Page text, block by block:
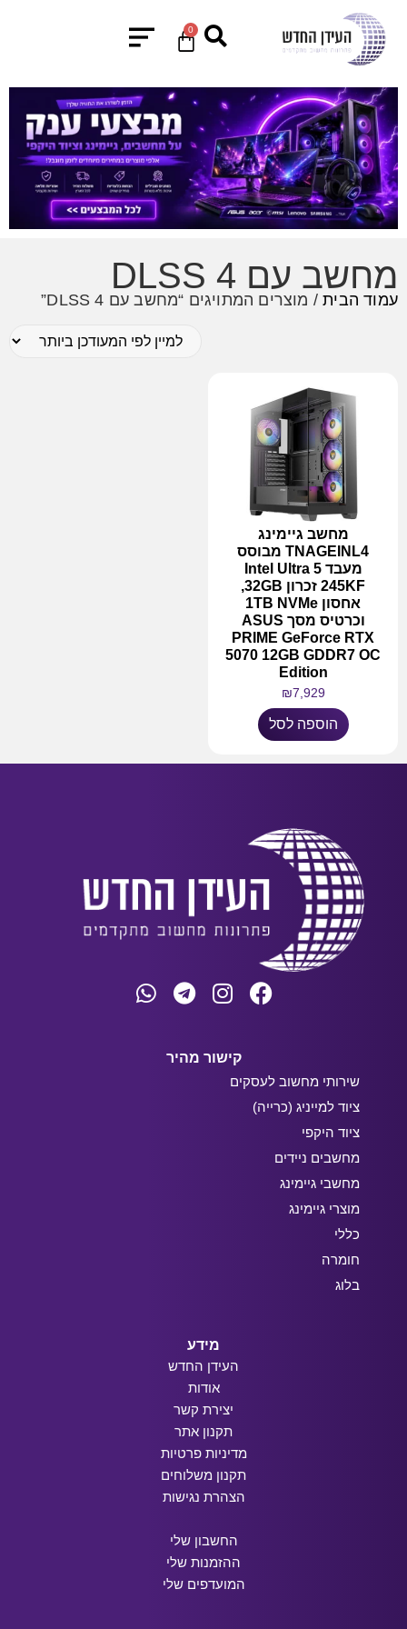
0
מחשב עם DLSS 4
עמוד הבית/ מוצרים המתויגים “מחשב עם DLSS 4”
מחשב גיימינג
TNAGEINL4 מבוסס
מעבד Intel Ultra 5
245KF זכרון 32GB,
אחסון 1TB NVMe
וכרטיס מסך ASUS
PRIME GeForce RTX
5070 12GB GDDR7 OC
Edition
₪7,929
הוספה לסל
קישור מהיר
שירותי מחשוב לעסקים
ציוד למייניג (כרייה)
ציוד היקפי
מחשבים ניידים
מחשבי גיימינג
מוצרי גיימינג
כללי
חומרה
בלוג
מידע
העידן החדש
אודות
יצירת קשר
תקנון אתר
מדיניות פרטיות
תקנון משלוחים
הצהרת נגישות
החשבון שלי
ההזמנות שלי
המועדפים שלי